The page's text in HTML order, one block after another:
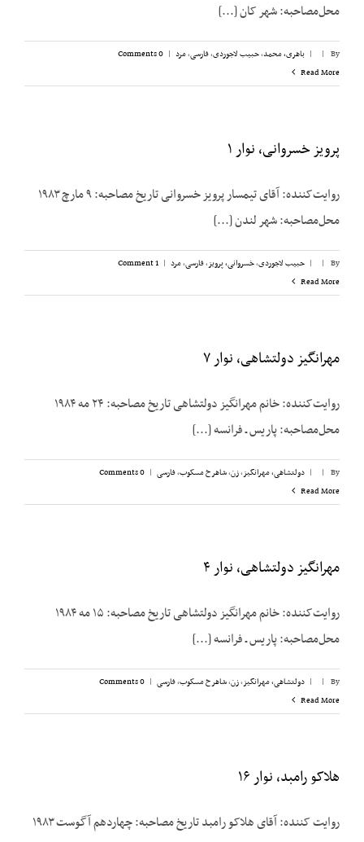
محل‌مصاحبه: شهر کان [...]
By
|
| باهری، محمد,حبیب لاجوردی,فارسی,مرد |
0 Comments
Read More
پرویز خسروانی، نوار ۱
روایت‌کننده: آقای تیمسار پرویز خسروانی تاریخ مصاحبه: ۹ مارچ ۱۹۸۳
محل‌مصاحبه: شهر لندن [...]
By
|
| حبیب لاجوردی,خسروانی، پرویز,فارسی,مرد |
1 Comment
Read More
مهرانگیز دولتشاهی، نوار ۷
روایت‌کننده: خانم مهرانگیز دولتشاهی تاریخ مصاحبه: ۲۴ مه ۱۹۸۴
محل‌مصاحبه: پاریس ـ فرانسه [...]
By
|
| دولتشاهی، مهرانگیز,زن,شاهرخ مسکوب,فارسی |
0 Comments
Read More
مهرانگیز دولتشاهی، نوار ۴
روایت‌کننده: خانم مهرانگیز دولتشاهی تاریخ مصاحبه: ۱۵ مه ۱۹۸۴
محل‌مصاحبه: پاریس ـ فرانسه [...]
By
|
| دولتشاهی، مهرانگیز,زن,شاهرخ مسکوب,فارسی |
0 Comments
Read More
هلاکو رامبد، نوار ۱۶
روایت کننده: آقای هلاکو رامبد تاریخ مصاحبه: چهاردهم آگوست ۱۹۸۳